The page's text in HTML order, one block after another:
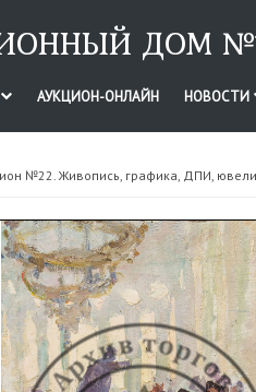
ДОМ
АУКЦИОН-ОНЛАЙН НОВОСТИ
№22. Живопись, графика, ДПИ,